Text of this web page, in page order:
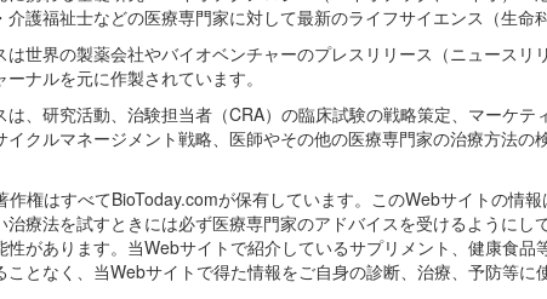
護福祉士などの医療専門家に対して最新のライフサイエンス（生命
は世界の製薬会社やバイオベンチャーのプレスリリース（ニュース
ナルを元に作製されています。
は、研究活動、治験担当者（CRA）の臨床試験の戦略策定、マーケ
イクルマネージメント戦略、医師やその他の医療専門家の治療方法
作権はすべてBioToday.comが保有しています。このWebサイトの情
治療法を試すときには必ず医療専門家のアドバイスを受けるように
性があります。当Webサイトで紹介しているサプリメント、健康食
ことなく、当Webサイトで得た情報をご自身の診断、治療、予防等